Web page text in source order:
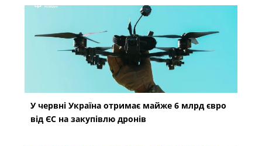
У червні Україна отримає майже 6 млрд євро
від ЄС на закупівлю дронів